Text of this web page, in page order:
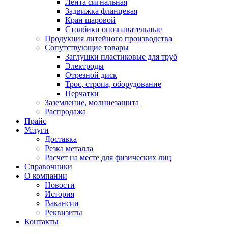
Лента сигнальная
Задвижка фланцевая
Кран шаровой
Столбики опознавательные
Продукция литейного производства
Сопутствующие товары
Заглушки пластиковые для труб
Электроды
Отрезной диск
Трос, стропа, оборудование
Перчатки
Заземление, молниезащита
Распродажа
Прайс
Услуги
Доставка
Резка металла
Расчет на месте для физических лиц
Справочники
О компании
Новости
История
Вакансии
Реквизиты
Контакты